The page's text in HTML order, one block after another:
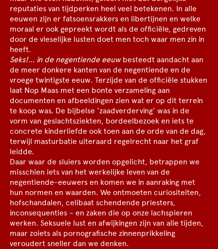
reputaties van tijdperken heel veel betekenen. In alle
eeuwen zijn er fatsoensrakkers en libertijnen en welke
moraal er ook gepreekt wordt als de officiële, gedreven
door de vleselijke lusten doet men toch waar men zin in
heeft.
Seks!… in de negentiende eeuwbesteedt aandacht aan
de meer donkere kanten van de negentiende en de
vroege twintigste eeuw. Terzijde van de officiële stukken
laat Nop Maas met een bonte verzameling aan
documenten en afbeeldingen zien wat er op dit terrein
te koop was. De bijbelse ‘zaadverderving’ was in de
vorm van geslachtsziekten, bordeelbezoek en iets te
concrete kinderliefde ook toen aan de orde van de dag,
terwijl masturbatie uiteraard regelrecht naar het graf
leidde.
Daar waar de sluiers worden opgelicht, betrappen we
misschien iets van het werkelijke leven van de
negentiende-eeuwers en komen we in aanraking met
hun normen en waarden. We ontmoeten curiositeiten,
hofschandalen, celibaat schendende priesters,
inconsequenties – en zaken die op onze lachspieren
werken. Seksuele lust en afwijkingen zijn van alle tijden,
maar zoiets als pornografische zinnenprikkeling
veroudert sneller dan we denken.